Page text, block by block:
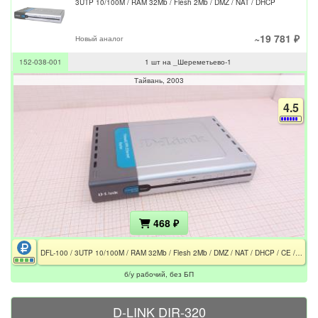
3UTP 10/100M / RAM 32Mb / Flesh 2Mb / DMZ / NAT / DHCP
Новый аналог ~19 781 ₽
152-038-001
1 шт на _Шереметьево-1
Тайвань 2003
4.5
468 ₽
б/у рабочий, без БП
D-LINK DIR-320